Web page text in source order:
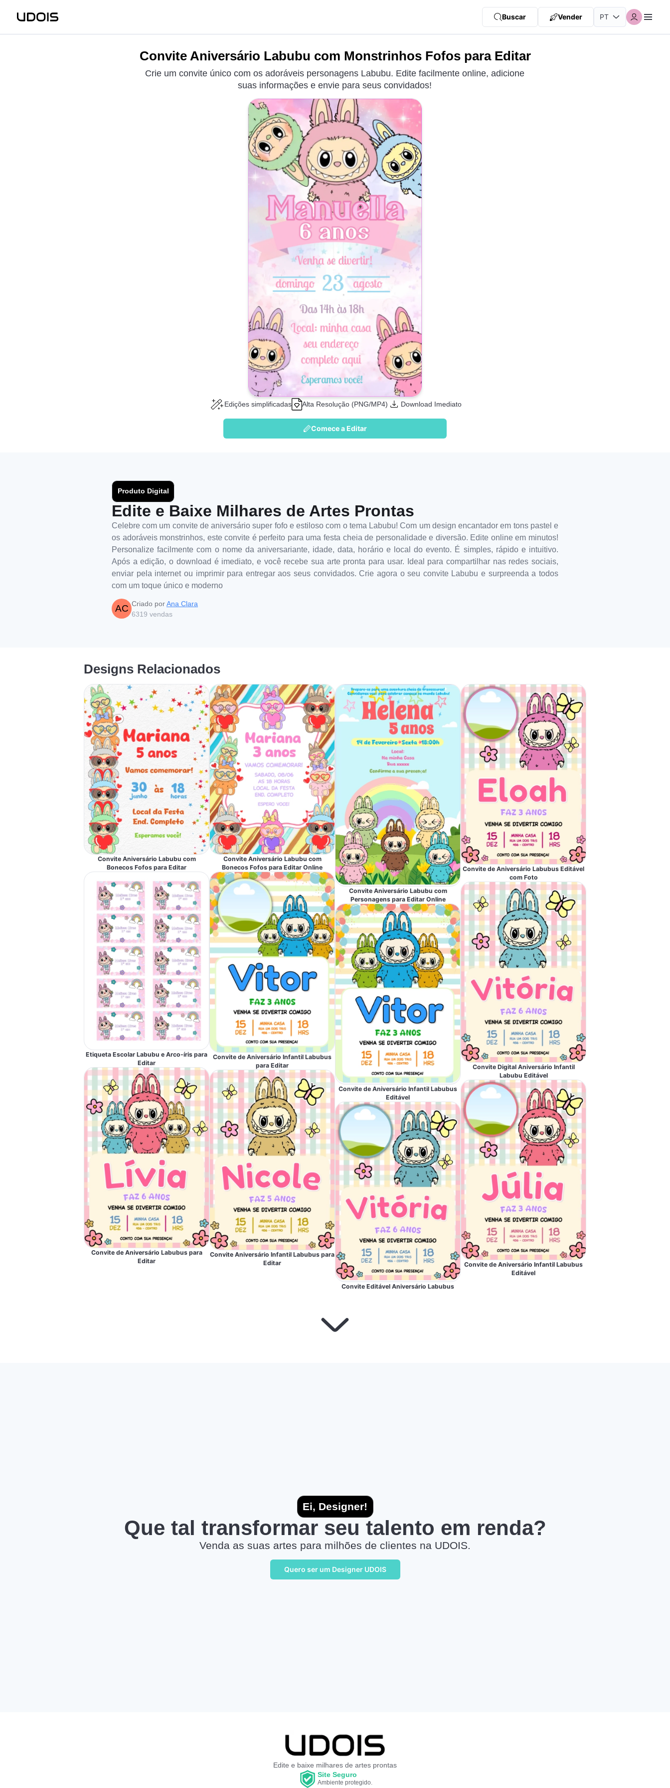
Buscar Vender
Convite Aniversário Labubu com Monstrinhos Fofos para Editar
Crie um convite único com os adoráveis personagens Labubu. Edite facilmente online, adicione
suas informações e envie para seus convidados!
Edições simplificadas Alta Resolução (PNG/MP4) Download Imediato
Comece a Editar
Produto Digital
Edite e Baixe Milhares de Artes Prontas
Celebre com um convite de aniversário super fofo e estiloso com o tema Labubu! Com um design encantador em tons pastel e
os adoráveis monstrinhos, este convite é perfeito para uma festa cheia de personalidade e diversão. Edite online em minutos!
Personalize facilmente com o nome da aniversariante, idade, data, horário e local do evento. É simples, rápido e intuitivo.
Após a edição, o download é imediato, e você recebe sua arte pronta para usar. Ideal para compartilhar nas redes sociais,
enviar pela internet ou imprimir para entregar aos seus convidados. Crie agora o seu convite Labubu e surpreenda a todos
com um toque único e moderno
AC Criado porAna Clara
6319 vendas
Designs Relacionados
Convite Aniversário Labubu com
Bonecos Fofos para Editar
Etiqueta Escolar Labubu e Arco-íris para
Editar
Convite de Aniversário Labubus para
Editar
Convite Aniversário Labubu com
Bonecos Fofos para Editar Online
Convite de Aniversário Infantil Labubus
para Editar
Convite Aniversário Infantil Labubus para
Editar
Convite Aniversário Labubu com
Personagens para Editar Online
Convite de Aniversário Infantil Labubus
Editável
Convite Editável Aniversário Labubus
Convite de Aniversário Labubus Editável
com Foto
Convite Digital Aniversário Infantil
Labubu Editável
Convite de Aniversário Infantil Labubus
Editável
Ei, Designer!
Que tal transformar seu talento em renda?
Venda as suas artes para milhões de clientes na UDOIS.
Quero ser um Designer UDOIS
Edite e baixe milhares de artes prontas
Site Seguro
Ambiente protegido.